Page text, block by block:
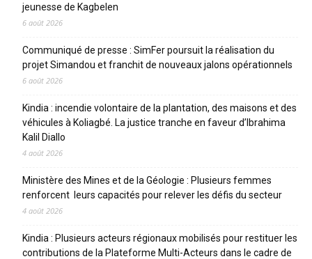
jeunesse de Kagbelen
6 août 2026
Communiqué de presse : SimFer poursuit la réalisation du
projet Simandou et franchit de nouveaux jalons opérationnels
6 août 2026
Kindia : incendie volontaire de la plantation, des maisons et des
véhicules à Koliagbé. La justice tranche en faveur d’Ibrahima
Kalil Diallo
4 août 2026
Ministère des Mines et de la Géologie : Plusieurs femmes
renforcent leurs capacités pour relever les défis du secteur
4 août 2026
Kindia : Plusieurs acteurs régionaux mobilisés pour restituer les
contributions de la Plateforme Multi-Acteurs dans le cadre de